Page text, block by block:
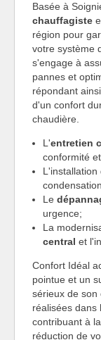
Basée à
chauffagiste
région pour
votre système
s'engage à
pannes et
répondant
d'un confort
chaudière.
L'entretien
conformité
L'installation
Le
urgence;
La
central et
Confort Idéal
pointue et un
sérieux de son
réalisées dans
contribuant à
réduction de